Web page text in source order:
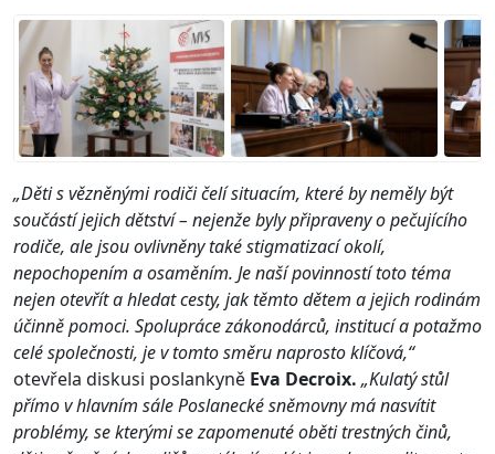
„Děti s vězněnými rodiči čelí situacím, které by neměly být
součástí jejich dětství – nejenže byly připraveny o pečujícího
rodiče, ale jsou ovlivněny také stigmatizací okolí,
nepochopením a osaměním. Je naší povinností toto téma
nejen otevřít a hledat cesty, jak těmto dětem a jejich rodinám
účinně pomoci. Spolupráce zákonodárců, institucí a potažmo
celé společnosti, je v tomto směru naprosto klíčová,“
otevřela diskusi poslankyně Eva Decroix. „Kulatý stůl
přímo v hlavním sále Poslanecké sněmovny má nasvítit
problémy, se kterými se zapomenuté oběti trestných činů,